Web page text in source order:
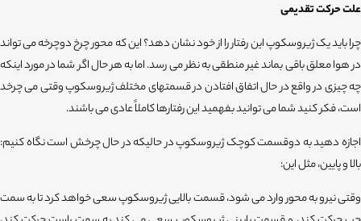
علت حرکت تقدیمی
چرا باید یک ژیروسکوپ این رفتار را از خود نشان دهد؟ این که محور چرخ دوچرخه می تواند
در هوا معلق باقی بماند غیر منطقی به نظر می رسد. اما به هر حال اگر شما در مورد اینکه
چه چیزی در واقع در حال اتفاق افتادن در قسمتهای مختلف ژیروسکوپ وقتی می چرخد
است، فکر کنید شما می توانید بفهمید این رفتارها کاملاً عادی می باشند.
اجازه دهید به دوقسمت کوچک ژیروسکوپ در حالیکه در حال چرخش است نگاه کنیم:
بالا و پایین، مثل این:
وقتی نیرو به محور وارد می شود، قسمت بالایی ژیروسکوپ سعی خواهد کرد تا به سمت